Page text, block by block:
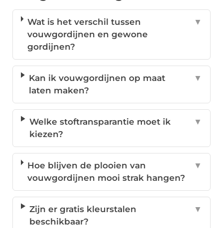
Wat is het verschil tussen
vouwgordijnen en gewone
gordijnen?
▼
Kan ik vouwgordijnen op maat
laten maken?
▼
Welke stoftransparantie moet ik
kiezen?
▼
Hoe blijven de plooien van
vouwgordijnen mooi strak hangen?
▼
Zijn er gratis kleurstalen
beschikbaar?
▼